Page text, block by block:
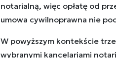
notarialną, więc opłatę od
umowa cywilnoprawna nie
W powyższym kontekście
wybranymi kancelariami